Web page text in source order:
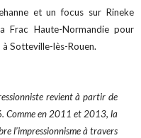
et un focus sur Rineke
Frac Haute-Normandie pour
Sotteville-lès-Rouen.
revient à partir de
Comme en 2011 et 2013, la
l’impressionnisme à travers